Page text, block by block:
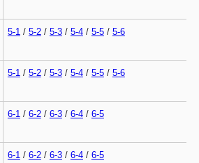
5-1 / 5-2/ 5-3/ 5-4/ 5-5/ 5-6
5-1 / 5-2/ 5-3/ 5-4/ 5-5/ 5-6
6-1 / 6-2/ 6-3/ 6-4/ 6-5
6-1 / 6-2/ 6-3/ 6-4/ 6-5